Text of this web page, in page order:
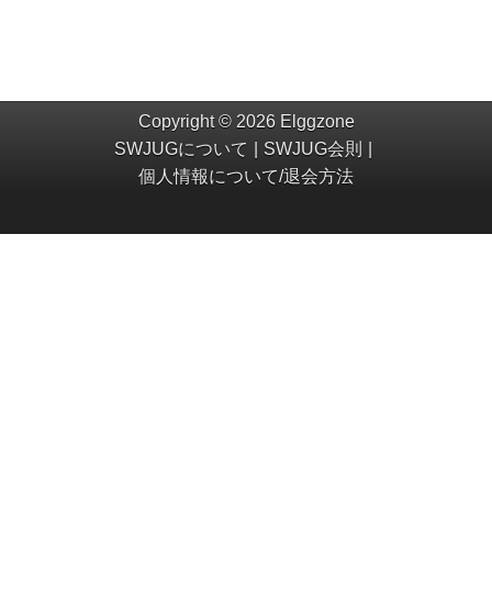
Copyright © 2026 Elggzone
SWJUGについて
SWJUG会則
個人情報について/退会方法